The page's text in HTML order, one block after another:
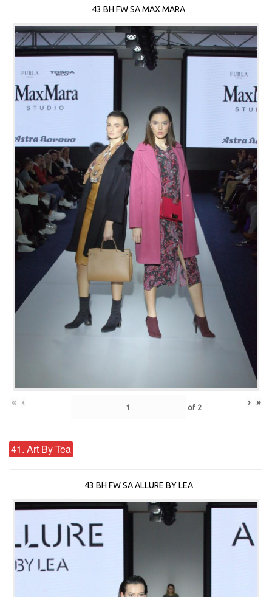
43 BH FW SA MAX MARA
« ‹ of 2 › »
41. Art By Tea
43 BH FW SA ALLURE BY LEA